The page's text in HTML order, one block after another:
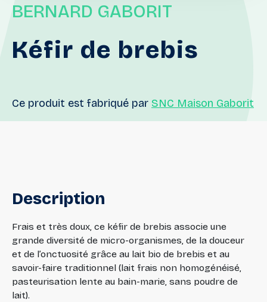
BERNARD GABORIT
Kéfir de brebis
Ce produit est fabriqué par SNC Maison Gaborit
Description
Frais et très doux, ce kéfir de brebis associe une
grande diversité de micro-organismes, de la douceur
et de l’onctuosité grâce au lait bio de brebis et au
savoir-faire traditionnel (lait frais non homogénéisé,
pasteurisation lente au bain-marie, sans poudre de
lait).